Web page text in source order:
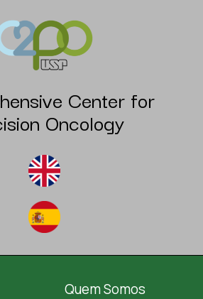
Center for
Oncology
Quem Somos